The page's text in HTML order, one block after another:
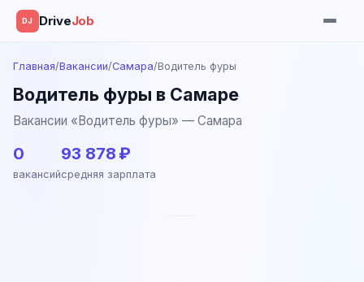
DJ DriveJob
Главная/Вакансии/Самара/Водитель фуры
Водитель фуры в Самаре
Вакансии «Водитель фуры» — Самара
0
вакансий
93 878 ₽
средняя зарплата